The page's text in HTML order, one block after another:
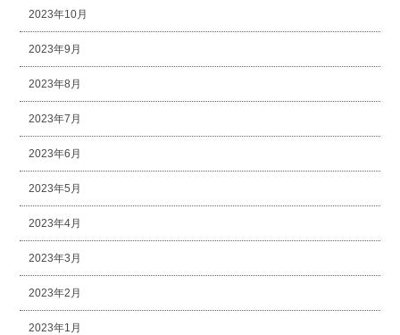
2023年10月
2023年9月
2023年8月
2023年7月
2023年6月
2023年5月
2023年4月
2023年3月
2023年2月
2023年1月